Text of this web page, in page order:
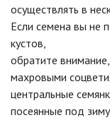
осуществлять в
Если семена вы не
кустов,
обратите
махровыми
центральные
посеянные под